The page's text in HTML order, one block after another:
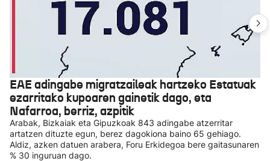
EAE adingabe migratzaileak hartzeko Estatuak
ezarritako kupoaren gainetik dago, eta
Nafarroa, berriz, azpitik
Arabak, Bizkaiak eta Gipuzkoak 843 adingabe atzerritar
artatzen dituzte egun, berez dagokiona baino 65 gehiago.
Aldiz, azken datuen arabera, Foru Erkidegoa bere gaitasunaren
% 30 inguruan dago.